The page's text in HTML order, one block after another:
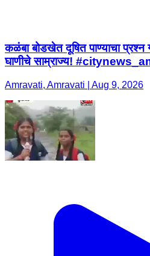
कळंबा बोडखेत दूषित पाण्याचा प्रश्न
घाणीचे साम्राज्य!
Amravati, Amravati | Aug 9, 2026